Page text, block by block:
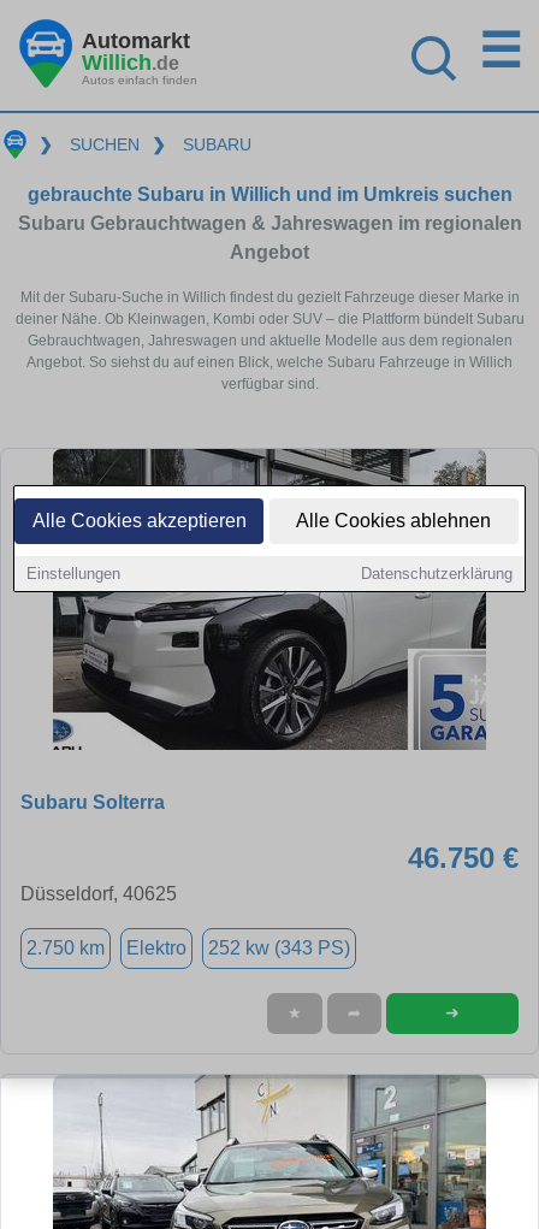
Alle Cookies akzeptieren Alle Cookies ablehnen
Einstellungen Datenschutzerklärung
Automarkt
Willich.de
Autos einfach finden
☰
❯ SUCHEN ❯ SUBARU
gebrauchte Subaru in Willich und im Umkreis suchen
Subaru Gebrauchtwagen & Jahreswagen im regionalen
Angebot
Mit der Subaru-Suche in Willich findest du gezielt Fahrzeuge dieser Marke in
deiner Nähe. Ob Kleinwagen, Kombi oder SUV – die Plattform bündelt Subaru
Gebrauchtwagen, Jahreswagen und aktuelle Modelle aus dem regionalen
Angebot. So siehst du auf einen Blick, welche Subaru Fahrzeuge in Willich
verfügbar sind.
Subaru Solterra
46.750 €
Düsseldorf, 40625
2.750 km Elektro 252 kw (343 PS)
★ ➦ ➜